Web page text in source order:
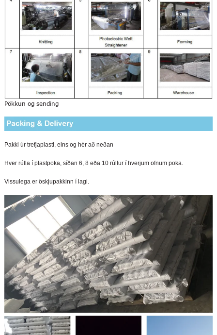
Pökkun og sending
Pakki úr trefjaplasti, eins og hér að neðan
Hver rúlla í plastpoka, síðan 6, 8 eða 10 rúllur í hverjum ofnum poka.
Vissulega er öskjupakkinn í lagi.